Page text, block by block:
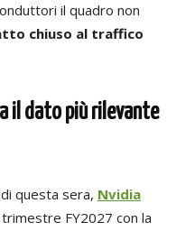
il quadro non
chiuso al traffico
il dato più rilevante
questa sera, Nvidia
FY2027 con la